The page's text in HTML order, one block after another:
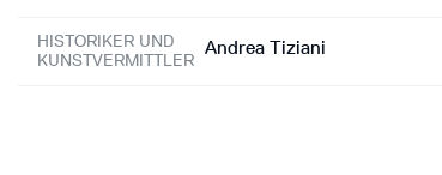
HISTORIKER UND
KUNSTVERMITTLER
Andrea Tiziani